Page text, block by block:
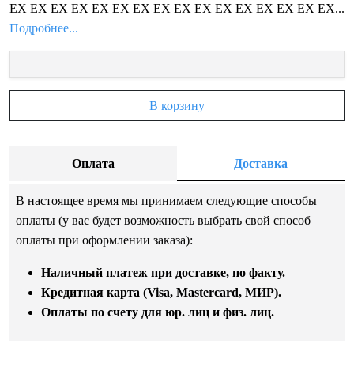
EX EX EX EX EX EX EX EX EX EX EX EX EX EX EX EX...
Подробнее...
В корзину
Оплата Доставка
В настоящее время мы принимаем следующие способы
оплаты (у вас будет возможность выбрать свой способ
оплаты при оформлении заказа):
Наличный платеж при доставке, по факту.
Кредитная карта (Visa, Mastercard, МИР).
Оплаты по счету для юр. лиц и физ. лиц.